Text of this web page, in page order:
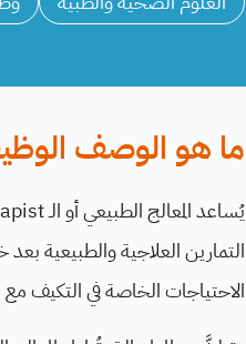
ما هو الوصف
التمارين العلاجية والطبيعية
الاحتياجات الخاصة في التكيف مع